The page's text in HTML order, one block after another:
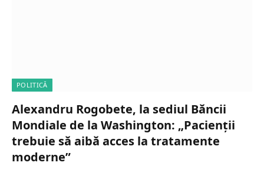
POLITICĂ
Alexandru Rogobete, la sediul Băncii
Mondiale de la Washington: „Pacienții
trebuie să aibă acces la tratamente
moderne”